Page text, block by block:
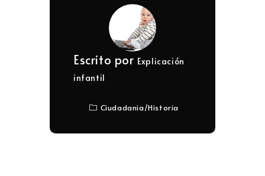
Escrito por Explicación
infantil
Ciudadania/Historia